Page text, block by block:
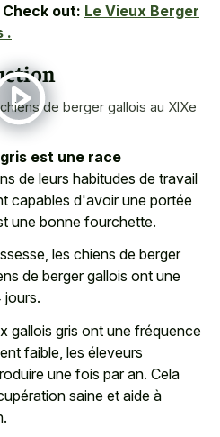
out: Le Vieux Berger
.
de berger gallois au XIXe
est une race
de leurs habitudes de travail
capables d'avoir une portée
une bonne fourchette.
les chiens de berger
de berger gallois ont une
jours.
gallois gris ont une fréquence
faible, les éleveurs
une fois par an. Cela
saine et aide à